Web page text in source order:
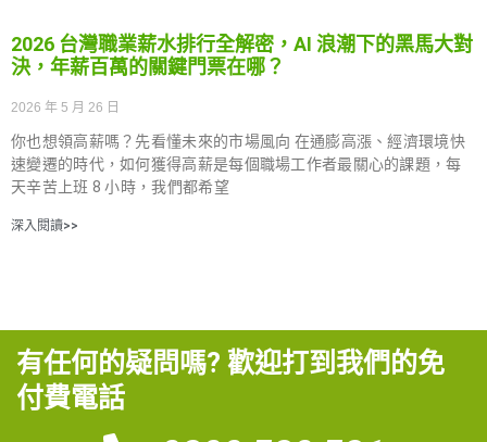
2026 台灣職業薪水排行全解密，AI 浪潮下的黑馬大對
決，年薪百萬的關鍵門票在哪？
2026 年 5 月 26 日
你也想領高薪嗎？先看懂未來的市場風向 在通膨高漲、經濟環境快
速變遷的時代，如何獲得高薪是每個職場工作者最關心的課題，每
天辛苦上班 8 小時，我們都希望
深入閱讀>>
有任何的疑問嗎? 歡迎打到我們的免
付費電話